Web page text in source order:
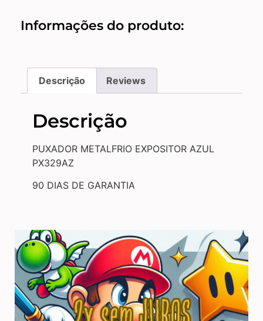
Informações do produto:
Descrição Reviews
Descrição
PUXADOR METALFRIO EXPOSITOR AZUL
PX329AZ
90 DIAS DE GARANTIA